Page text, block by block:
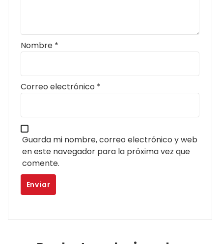
Nombre *
Correo electrónico *
Guarda mi nombre, correo electrónico y web
en este navegador para la próxima vez que
comente.